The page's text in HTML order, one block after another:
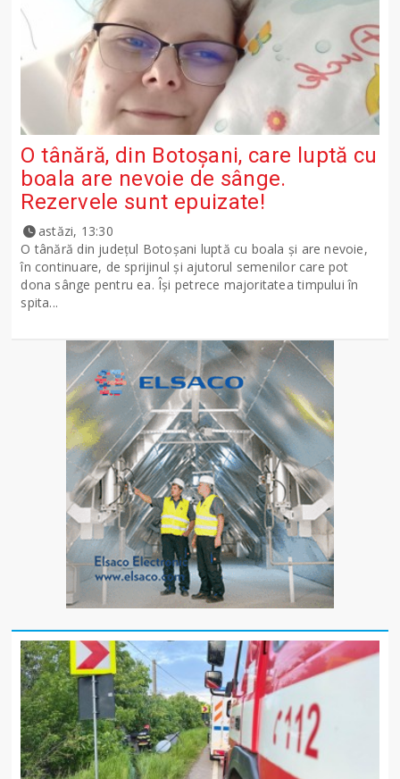
O tânără, din Botoșani, care luptă cu
boala are nevoie de sânge.
Rezervele sunt epuizate!
astăzi, 13:30
O tânără din județul Botoșani luptă cu boala și are nevoie,
în continuare, de sprijinul și ajutorul semenilor care pot
dona sânge pentru ea. Își petrece majoritatea timpului în
spita...